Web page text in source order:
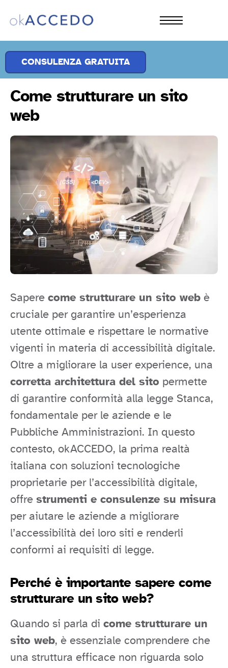
PRODOTTI
SOLUZIONI
APPROFONDIMENTI
CONTATTI
CONSULENZA GRATUITA
Come strutturare un sito
web
Sapere come strutturare un sito web è
cruciale per garantire un’esperienza
utente ottimale e rispettare le normative
vigenti in materia di accessibilità digitale.
Oltre a migliorare la user experience, una
corretta architettura del sito permette
di garantire conformità alla legge Stanca,
fondamentale per le aziende e le
Pubbliche Amministrazioni. In questo
contesto, okACCEDO, la prima realtà
italiana con soluzioni tecnologiche
proprietarie per l’accessibilità digitale,
offre strumenti e consulenze su misura
per aiutare le aziende a migliorare
l’accessibilità dei loro siti e renderli
conformi ai requisiti di legge.
Perché è importante sapere come
strutturare un sito web?
Quando si parla di come strutturare un
sito web, è essenziale comprendere che
una struttura efficace non riguarda solo